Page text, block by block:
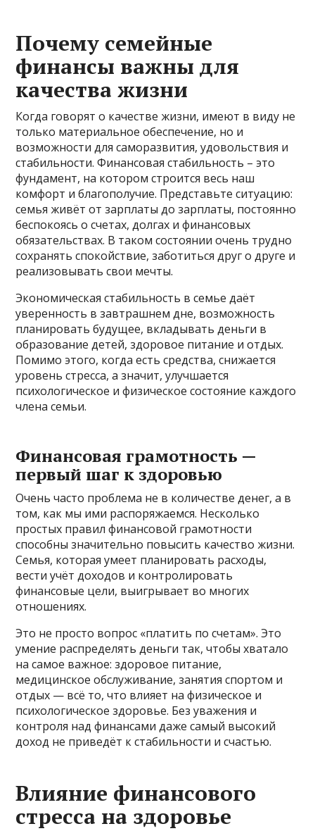
Почему семейные
финансы важны для
качества жизни
Когда говорят о качестве жизни, имеют в виду не
только материальное обеспечение, но и
возможности для саморазвития, удовольствия и
стабильности. Финансовая стабильность – это
фундамент, на котором строится весь наш
комфорт и благополучие. Представьте ситуацию:
семья живёт от зарплаты до зарплаты, постоянно
беспокоясь о счетах, долгах и финансовых
обязательствах. В таком состоянии очень трудно
сохранять спокойствие, заботиться друг о друге и
реализовывать свои мечты.
Экономическая стабильность в семье даёт
уверенность в завтрашнем дне, возможность
планировать будущее, вкладывать деньги в
образование детей, здоровое питание и отдых.
Помимо этого, когда есть средства, снижается
уровень стресса, а значит, улучшается
психологическое и физическое состояние каждого
члена семьи.
Финансовая грамотность —
первый шаг к здоровью
Очень часто проблема не в количестве денег, а в
том, как мы ими распоряжаемся. Несколько
простых правил финансовой грамотности
способны значительно повысить качество жизни.
Семья, которая умеет планировать расходы,
вести учёт доходов и контролировать
финансовые цели, выигрывает во многих
отношениях.
Это не просто вопрос «платить по счетам». Это
умение распределять деньги так, чтобы хватало
на самое важное: здоровое питание,
медицинское обслуживание, занятия спортом и
отдых — всё то, что влияет на физическое и
психологическое здоровье. Без уважения и
контроля над финансами даже самый высокий
доход не приведёт к стабильности и счастью.
Влияние финансового
стресса на здоровье